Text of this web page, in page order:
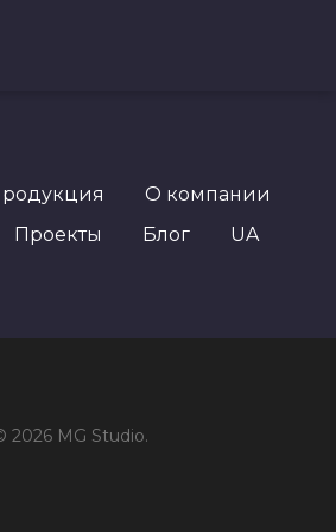
О компании
Проекты Блог UA
2026 MG Studio.